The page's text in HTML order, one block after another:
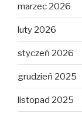
marzec 2026
luty 2026
styczeń 2026
grudzień 2025
listopad 2025